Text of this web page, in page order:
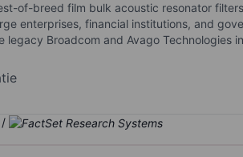
of-breed film bulk acoustic resonator
enterprises, financial institutions, and
Broadcom and Avago Technologies
/